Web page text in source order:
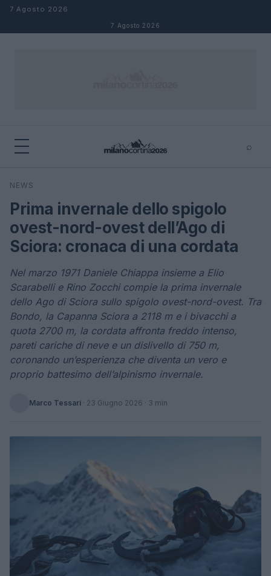
Salta al contenuto
7 Agosto 2026
7 Agosto 2026
⌕
Cerca
NEWS
Prima invernale dello spigolo
ovest-nord-ovest dell’Ago di
Sciora: cronaca di una cordata
Nel marzo 1971 Daniele Chiappa insieme a Elio
Scarabelli e Rino Zocchi compie la prima invernale
dello Ago di Sciora sullo spigolo ovest-nord-ovest. Tra
Bondo, la Capanna Sciora a 2118 m e i bivacchi a
quota 2700 m, la cordata affronta freddo intenso,
pareti cariche di neve e un dislivello di 750 m,
coronando un’esperienza che diventa un vero e
proprio battesimo dell’alpinismo invernale.
Marco Tessari · 23 Giugno 2026 · 3 min